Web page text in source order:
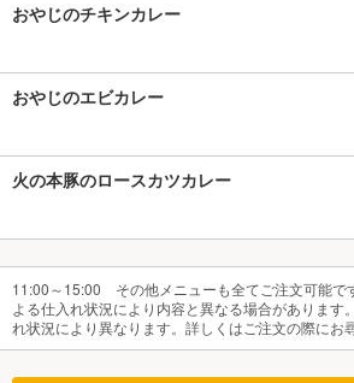
おやじのチキンカレー
おやじのエビカレー
火の本豚のロースカツカレー
11:00～15:00 その他メニューも全てご注文可能
よる仕入れ状況により内容と異なる場合があります
れ状況により異なります。詳しくはご注文の際にお